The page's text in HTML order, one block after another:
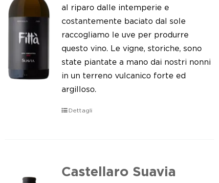
al riparo dalle intemperie e
costantemente baciato dal sole
raccogliamo le uve per produrre
questo vino. Le vigne, storiche, sono
state piantate a mano dai nostri nonni
in un terreno vulcanico forte ed
argilloso.
Dettagli
Castellaro Suavia